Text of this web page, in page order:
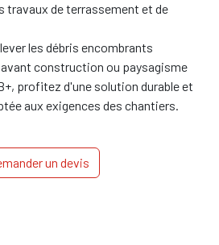
travaux de terrassement et de
les débris encombrants
construction ou paysagisme
profitez d'une solution durable et
aux exigences des chantiers.
un devis